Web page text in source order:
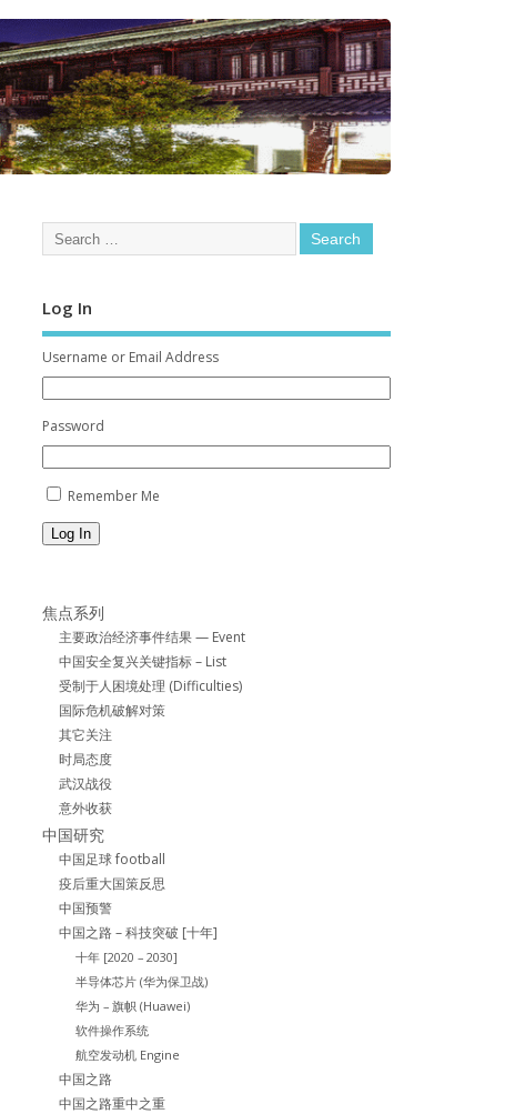
Log In
Username or Email Address
Password
Remember Me
Log In
焦点系列
主要政治经济事件结果 — Event
中国安全复兴关键指标 – List
受制于人困境处理 (Difficulties)
国际危机破解对策
其它关注
时局态度
武汉战役
意外收获
中国研究
中国足球 football
疫后重大国策反思
中国预警
中国之路 – 科技突破 [十年]
十年 [2020 – 2030]
半导体芯片 (华为保卫战)
华为 – 旗帜 (Huawei)
软件操作系统
航空发动机 Engine
中国之路
中国之路重中之重